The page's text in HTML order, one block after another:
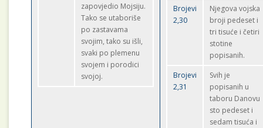
zapovjedio Mojsiju.
Tako se utaboriše
po zastavama
svojim, tako su išli,
svaki po plemenu
svojem i porodici
svojoj.
Brojevi
2,30
Njegova vojska
broji pedeset i
tri tisuće i četiri
stotine
popisanih.
Brojevi
2,31
Svih je
popisanih u
taboru Danovu
sto pedeset i
sedam tisuća i